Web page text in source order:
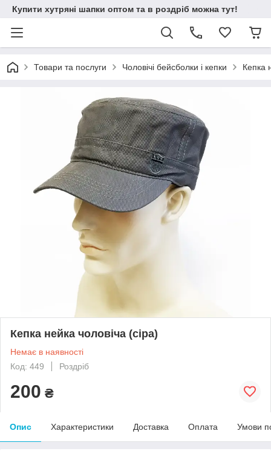
Купити хутряні шапки оптом та в роздріб можна тут!
Товари та послуги Чоловічі бейсболки і кепки Кепка
Кепка нейка чоловіча (сіра)
Немає в наявності
Код: 449
Роздріб
200 ₴
Опис Характеристики Доставка Оплата Умови